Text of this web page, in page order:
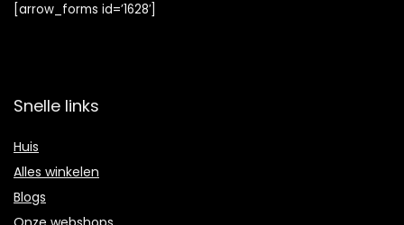
[arrow_forms id=’1628′]
Snelle links
Huis
Alles winkelen
Blogs